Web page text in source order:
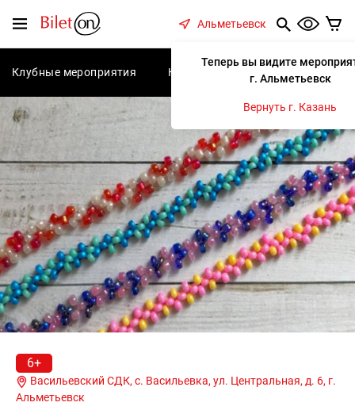
Меню
Альметьевск
Теперь вы видите
г. Альметьевск
Вернуть г. Казань
Клубные мероприятия Концерты Спектакли
6+
Васильевский СДК, с. Васильевка, ул. Центральная, д. 6, г.
Альметьевск